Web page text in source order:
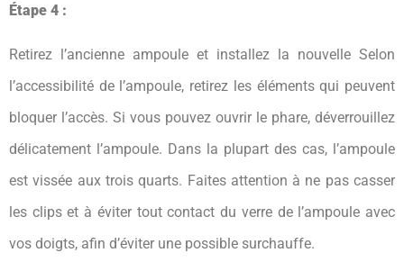
Étape 4 :
Retirez l’ancienne ampoule et installez la nouvelle Selon
l’accessibilité de l’ampoule, retirez les éléments qui peuvent
bloquer l’accès. Si vous pouvez ouvrir le phare, déverrouillez
délicatement l’ampoule. Dans la plupart des cas, l’ampoule
est vissée aux trois quarts. Faites attention à ne pas casser
les clips et à éviter tout contact du verre de l’ampoule avec
vos doigts, afin d’éviter une possible surchauffe.